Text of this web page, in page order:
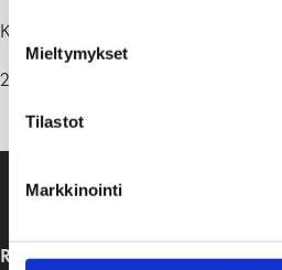
Mieltymykset
Tilastot
Markkinointi
Kevän viimeinen kerta:
28.3.2025
RAASEPORIN KAUPUNKI